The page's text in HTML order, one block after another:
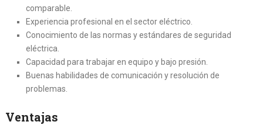
comparable.
Experiencia profesional en el sector eléctrico.
Conocimiento de las normas y estándares de seguridad
eléctrica.
Capacidad para trabajar en equipo y bajo presión.
Buenas habilidades de comunicación y resolución de
problemas.
Ventajas